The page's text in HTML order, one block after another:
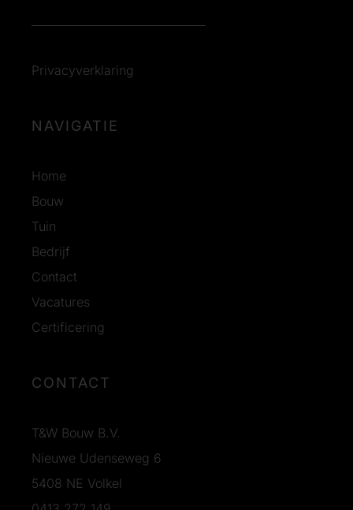
Privacyverklaring
NAVIGATIE
Home
Bouw
Tuin
Bedrijf
Contact
Vacatures
Certificering
CONTACT
T&W Bouw B.V.
Nieuwe Udenseweg 6
5408 NE Volkel